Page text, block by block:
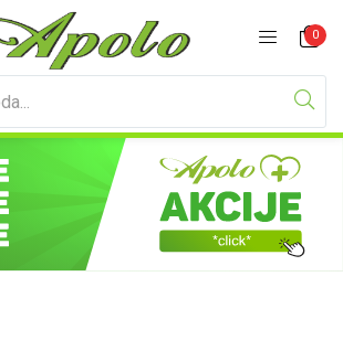
0
se Registracija
ime i lozinku za prijavu.